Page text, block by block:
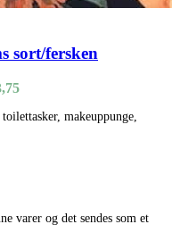
sort/fersken
Den
pris
makeuppunge,
varer og det sendes som et